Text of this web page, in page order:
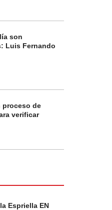
son
Luis Fernando
proceso de
verificar
Espriella EN